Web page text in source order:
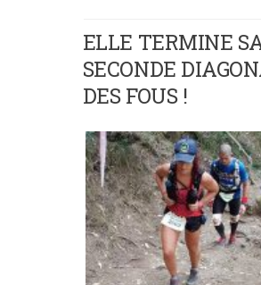
ELLE TERMINE
SECONDE
DES FOUS !